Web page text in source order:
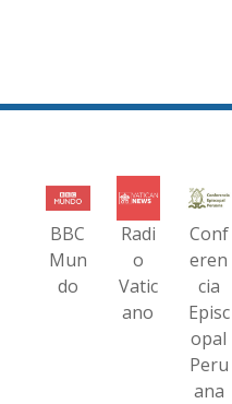
BBC
Mun
do
Radi
o
Vatic
ano
Conf
eren
cia
Episc
opal
Peru
ana